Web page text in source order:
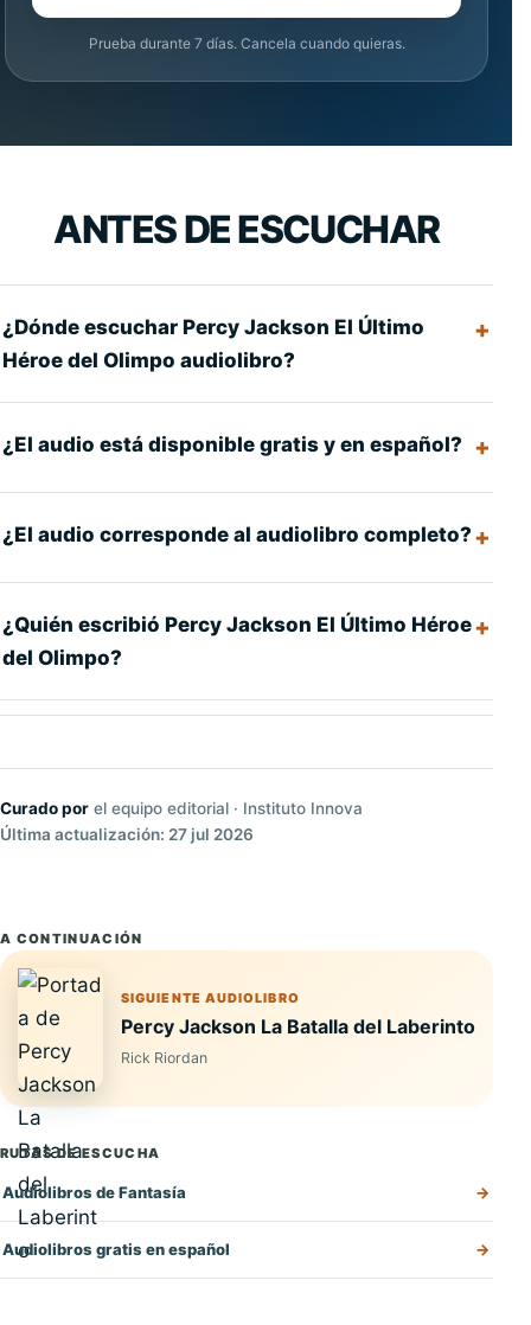
Prueba durante 7 días. Cancela cuando quieras.
ANTES DE ESCUCHAR
¿Dónde escuchar Percy Jackson El Último
Héroe del Olimpo audiolibro?
¿El audio está disponible gratis y en español?
¿El audio corresponde al audiolibro completo?
¿Quién escribió Percy Jackson El Último Héroe
del Olimpo?
Curado por el equipo editorial · Instituto Innova
Última actualización: 27 jul 2026
A CONTINUACIÓN
SIGUIENTE AUDIOLIBRO
Percy Jackson La Batalla del Laberinto
Rick Riordan
RUTAS DE ESCUCHA
Audiolibros de Fantasía
Audiolibros gratis en español